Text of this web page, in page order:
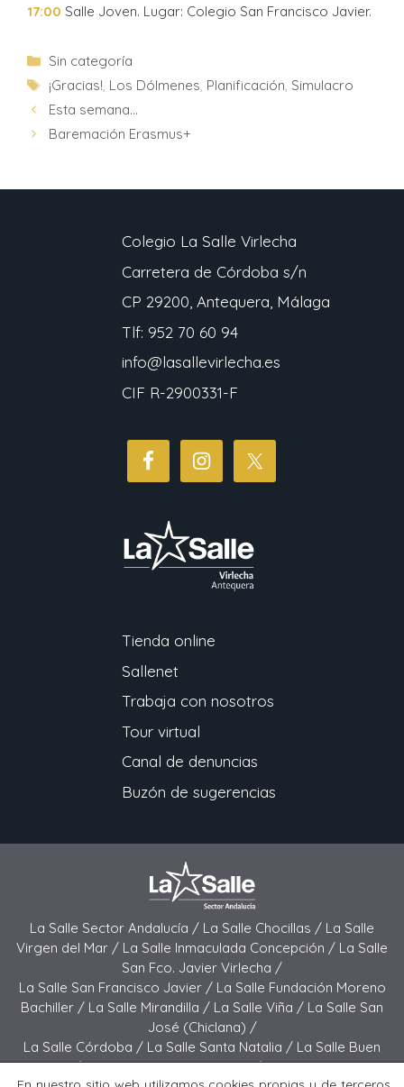
17:00 Salle Joven. Lugar: Colegio San Francisco Javier.
Sin categoría
¡Gracias!, Los Dólmenes, Planificación, Simulacro
Esta semana…
Baremación Erasmus+
Colegio La Salle Virlecha
Carretera de Córdoba s/n
CP 29200, Antequera, Málaga
Tlf: 952 70 60 94
info@lasallevirlecha.es
CIF R-2900331-F
Tienda online
Sallenet
Trabaja con nosotros
Tour virtual
Canal de denuncias
Buzón de sugerencias
La Salle Sector Andalucía / La Salle Chocillas / La Salle
Virgen del Mar / La Salle Inmaculada Concepción / La Salle
San Fco. Javier Virlecha /
La Salle San Francisco Javier / La Salle Fundación Moreno
Bachiller / La Salle Mirandilla / La Salle Viña / La Salle San
José (Chiclana) /
La Salle Córdoba / La Salle Santa Natalia / La Salle Buen
Pastor /La Salle Sagrado Corazón /La Salle San José